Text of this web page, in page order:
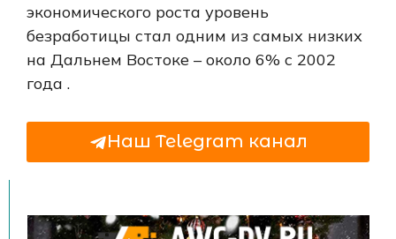
экономического роста уровень
безработицы стал одним из самых низких
на Дальнем Востоке – около 6% с 2002
года .
Наш Telegram канал